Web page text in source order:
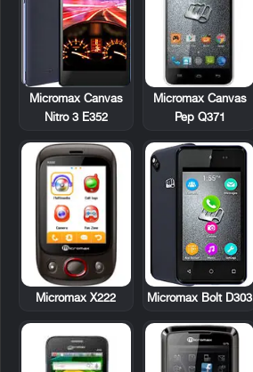
Micromax Canvas
Pep Q371
Micromax Canvas
Nitro 3 E352
Micromax Bolt D303
Micromax X222